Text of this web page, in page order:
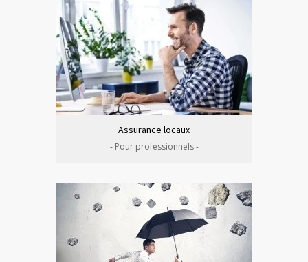
Assurance locaux
- Pour professionnels -